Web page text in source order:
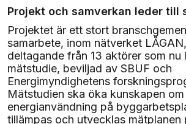
Projekt och samverkan leder till
Projektet är ett stort
samarbete, inom nätverket
deltagande från 13 aktörer som nu
mätstudie, beviljad av SBUF och
Energimyndighetens
Mätstudien ska öka kunskapen om
energianvändning på
tillämpas och utvecklas mätplanen